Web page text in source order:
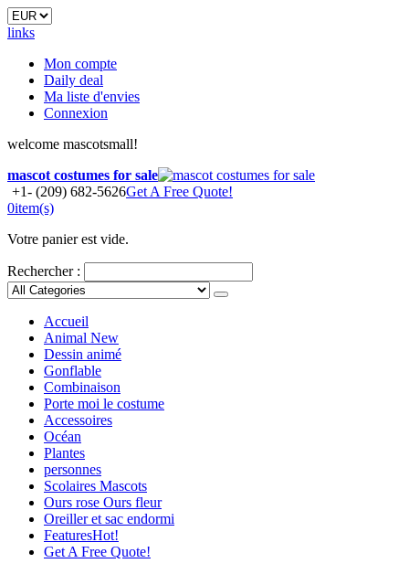
links
Mon compte
Daily deal
Ma liste d'envies
Connexion
welcome mascotsmall!
mascot costumes for sale
+1- (209) 682-5626Get A Free Quote!
0item(s)
Votre panier est vide.
Rechercher :
Accueil
Animal New
Dessin animé
Gonflable
Combinaison
Porte moi le costume
Accessoires
Océan
Plantes
personnes
Scolaires Mascots
Ours rose Ours fleur
Oreiller et sac endormi
FeaturesHot!
Get A Free Quote!